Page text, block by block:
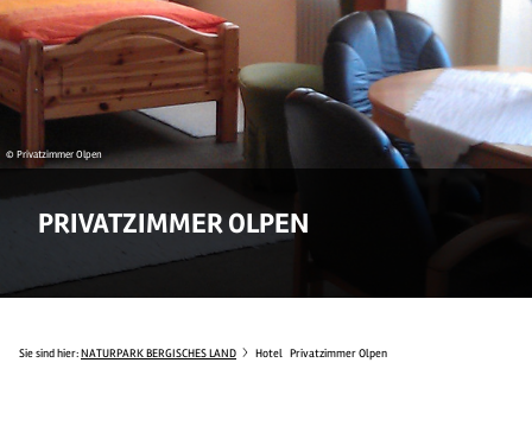
© Privatzimmer Olpen
PRIVATZIMMER OLPEN
Sie sind hier:NATURPARK BERGISCHES LAND Hotel Privatzimmer Olpen